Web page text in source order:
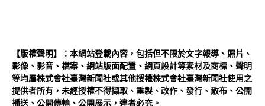
【版權聲明】：本網站登載內容，包括但不限於文字報導、照片、
影像、影音、檔案、網站版面配置、網頁設計等素材及商標、聲明
等均屬株式會社臺灣新聞社或其他授權株式會社臺灣新聞社使用之
提供者所有，未經授權不得擷取、重製、改作、發行、散布、公開
播送、公開傳輸、公開展示，違者必究。